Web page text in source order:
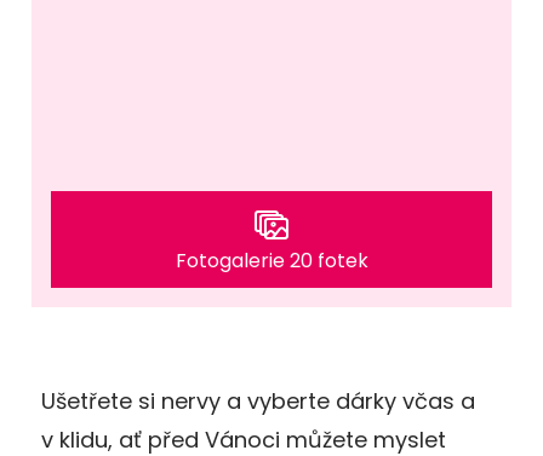
Fotogalerie 20 fotek
Ušetřete si nervy a vyberte dárky včas a
v klidu, ať před Vánoci můžete myslet